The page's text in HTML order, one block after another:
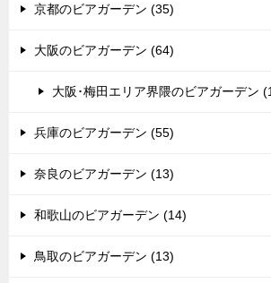
京都のビアガーデン (35)
大阪のビアガーデン (64)
大阪･梅田エリア界隈のビアガーデン
兵庫のビアガーデン (55)
奈良のビアガーデン (13)
和歌山のビアガーデン (14)
鳥取のビアガーデン (13)